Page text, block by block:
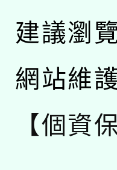
建議瀏
網站維
【個資